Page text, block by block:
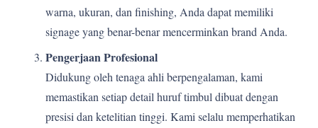
warna, ukuran, dan finishing, Anda dapat memiliki
signage yang benar-benar mencerminkan brand Anda.
Pengerjaan Profesional
Didukung oleh tenaga ahli berpengalaman, kami
memastikan setiap detail huruf timbul dibuat dengan
presisi dan ketelitian tinggi. Kami selalu memperhatikan